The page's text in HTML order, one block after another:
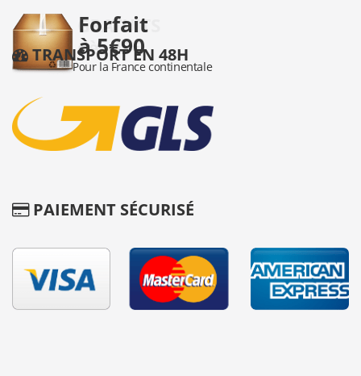
TRANSPORT EN 48H
PAIEMENT SÉCURISÉ